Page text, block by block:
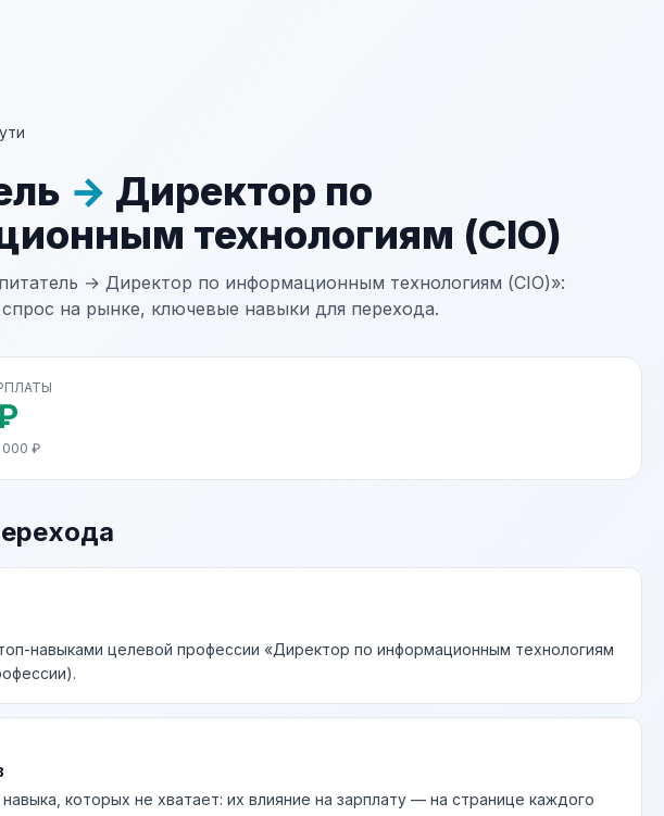
→ Директор по
технологиям (CIO)
→ Директор по информационным технологиям (CIO)»:
на рынке, ключевые навыки для перехода.
₽
навыками целевой профессии «Директор по информационным технологиям
которых не хватает: их влияние на зарплату — на странице каждого